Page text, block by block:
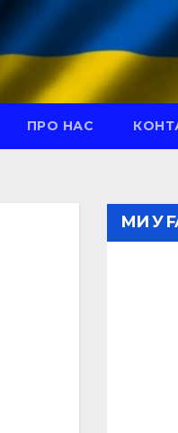
ПРО НАС
МИ У